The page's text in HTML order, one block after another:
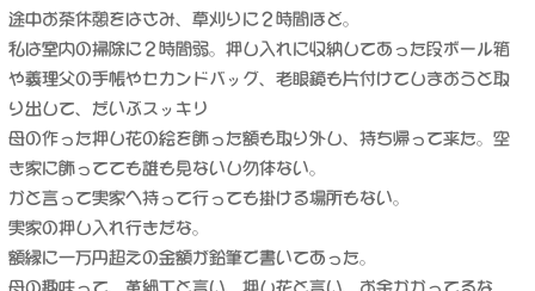
途中お茶休憩をはさみ、草刈りに２時間ほど。
私は室内の掃除に２時間弱。押し入れに収納してあった段ボール箱
や義理父の手帳やセカンドバッグ、老眼鏡も片付けてしまおうと取
り出して、だいぶスッキリ
母の作った押し花の絵を飾った額も取り外し、持ち帰って来た。空
き家に飾ってても誰も見ないし勿体ない。
かと言って実家へ持って行っても掛ける場所もない。
実家の押し入れ行きだな。
額縁に一万円超えの金額が鉛筆で書いてあった。
母の趣味って、革細工と言い、押し花と言い、お金かかってるな